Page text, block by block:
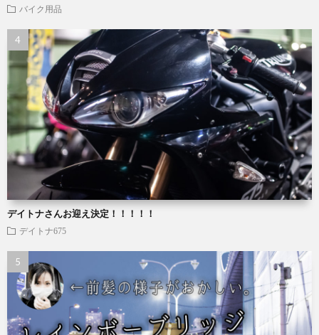
バイク用品
デイトナさんお迎え決定！！！！！
デイトナ675